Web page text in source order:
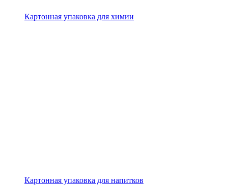
Картонная упаковка для химии
Картонная упаковка для напитков